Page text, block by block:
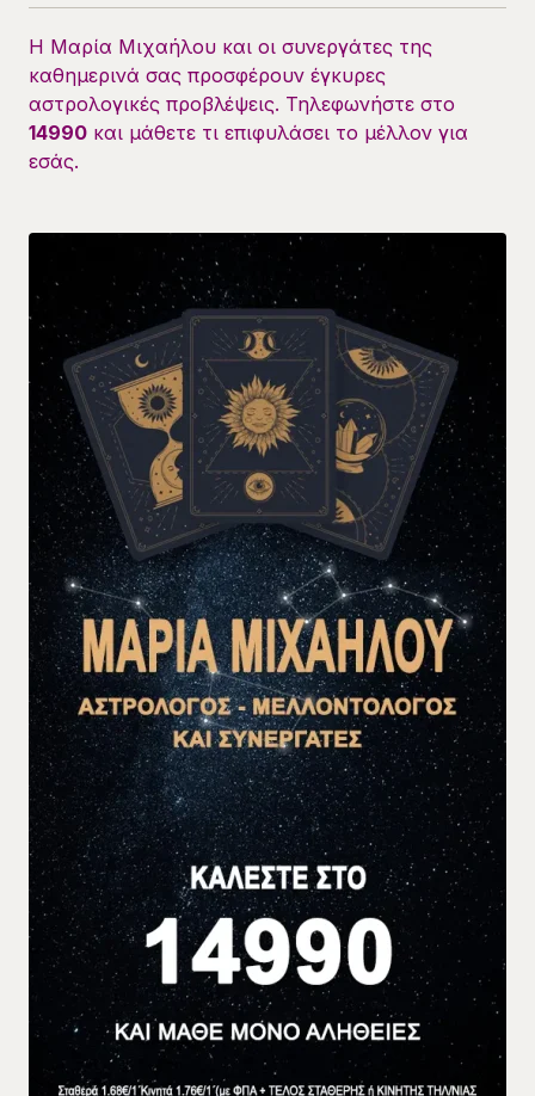
Η Μαρία Μιχαήλου και οι συνεργάτες της
καθημερινά σας προσφέρουν έγκυρες
αστρολογικές προβλέψεις. Τηλεφωνήστε στο
14990 και μάθετε τι επιφυλάσει το μέλλον για
εσάς.